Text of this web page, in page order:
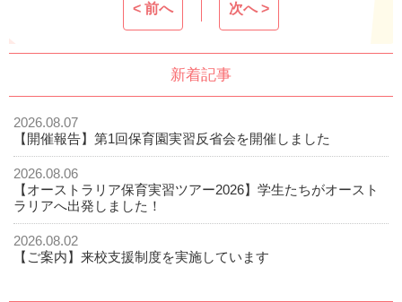
< 前へ 次へ >
新着記事
2026.08.07
【開催報告】第1回保育園実習反省会を開催しました
2026.08.06
【オーストラリア保育実習ツアー2026】学生たちがオースト
ラリアへ出発しました！
2026.08.02
【ご案内】来校支援制度を実施しています